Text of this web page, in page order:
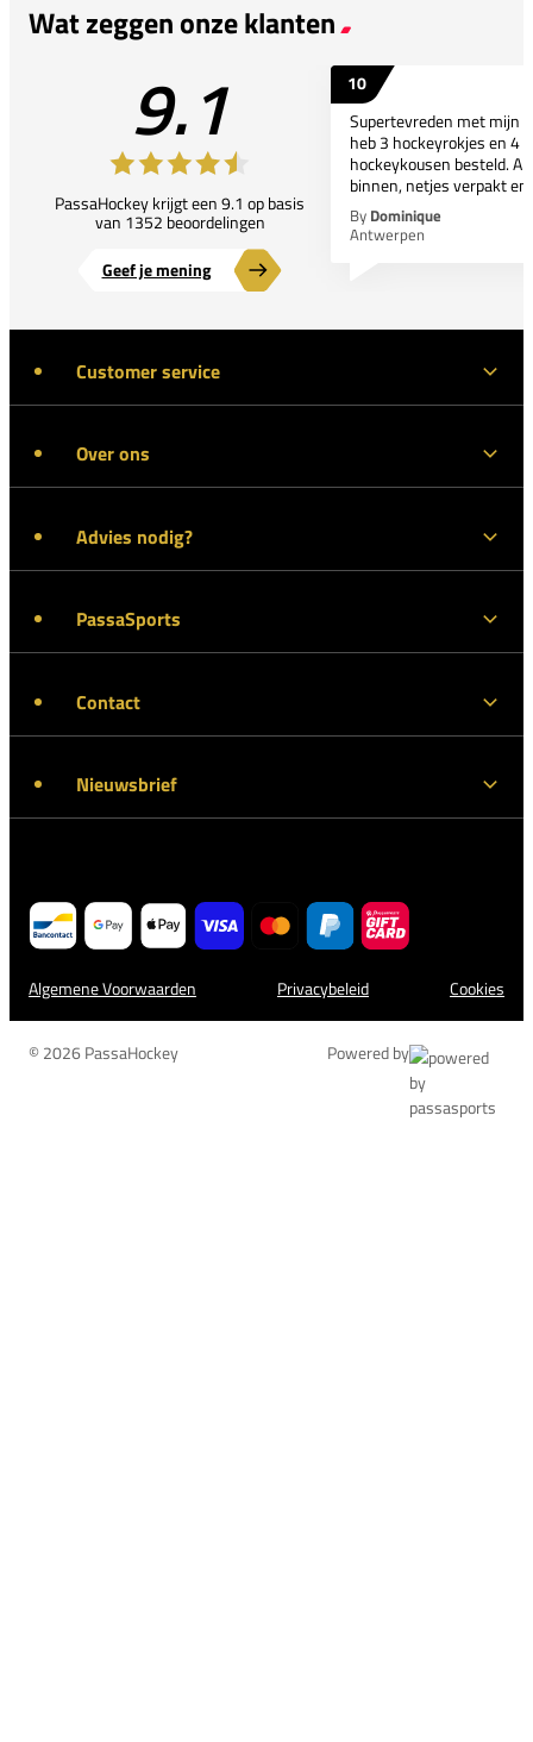
Wat zeggen onze klanten
9.1
PassaHockey krijgt een 9.1 op basis
van 1352 beoordelingen
Geef je mening
10
Supertevreden met mijn
heb 3 hockeyrokjes en 4
hockeykousen besteld.
binnen, netjes verpakt
By Dominique
Antwerpen
Customer service
Over ons
Advies nodig?
PassaSports
Contact
Nieuwsbrief
Algemene Voorwaarden Privacybeleid Cookies
© 2026 PassaHockey Powered by